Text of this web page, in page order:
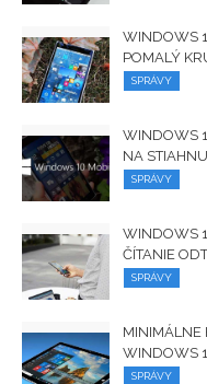
WINDOWS
POMALÝ
SPRÁVY
WINDOWS
NA
SPRÁVY
WINDOWS
ČÍTANIE
SPRÁVY
MINIMÁLNE
WINDOWS
SPRÁVY